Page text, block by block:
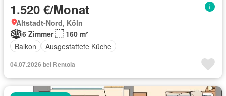
1.520 €/Monat
Altstadt-Nord, Köln
6 Zimmer
160 m²
Balkon
Ausgestattete Küche
04.07.2026 bei Rentola